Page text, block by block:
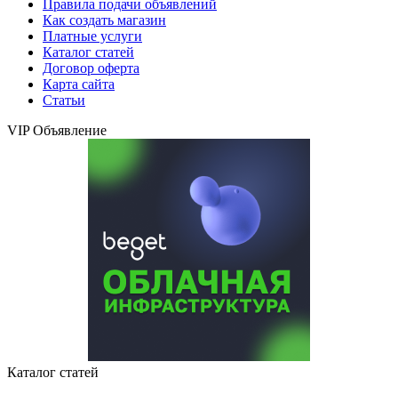
Правила подачи объявлений
Как создать магазин
Платные услуги
Каталог статей
Договор оферта
Карта сайта
Статьи
VIP Объявление
Каталог статей